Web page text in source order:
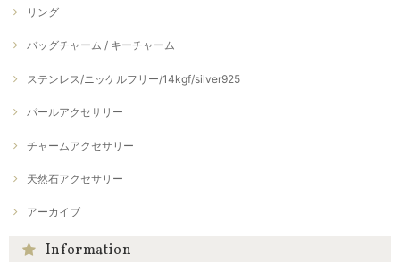
リング
バッグチャーム / キーチャーム
ステンレス/ニッケルフリー/14kgf/silver925
パールアクセサリー
チャームアクセサリー
天然石アクセサリー
アーカイブ
Information